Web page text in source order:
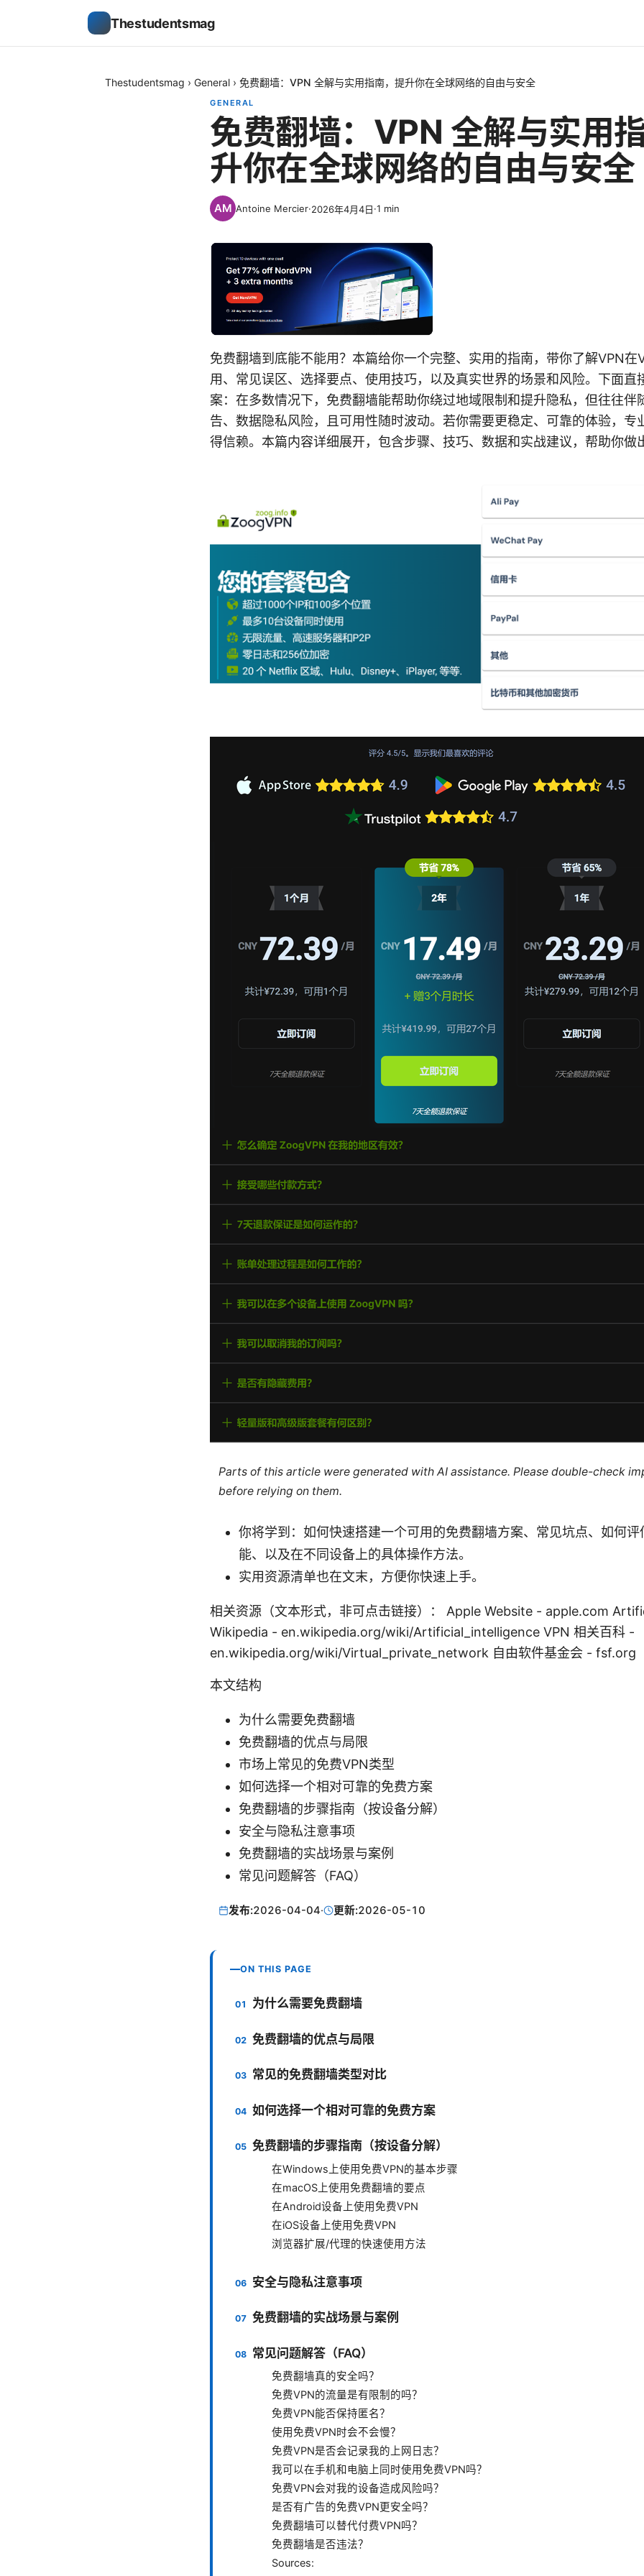
Thestudentsmag
Thestudentsmag › General › 免费翻墙：VPN 全解与实用指南，提升你在全球网络的自由与安全
GENERAL
免费翻墙：VPN 全解与实用
升你在全球网络的自由与安全
Antoine Mercier·2026年4月4日·1 min
免费翻墙到底能不能用？本篇给你一个完整、实用的指南，带你了解VPN在
用、常见误区、选择要点、使用技巧，以及真实世界的场景和风险。下面直
案：在多数情况下，免费翻墙能帮助你绕过地域限制和提升隐私，但往往伴
告、数据隐私风险，且可用性随时波动。若你需要更稳定、可靠的体验，专
得信赖。本篇内容详细展开，包含步骤、技巧、数据和实战建议，帮助你做
Parts of this article were generated with AI assistance. Please double-check
before relying on them.
你将学到：如何快速搭建一个可用的免费翻墙方案、常见坑点、如何评
能、以及在不同设备上的具体操作方法。
实用资源清单也在文末，方便你快速上手。
相关资源（文本形式，非可点击链接）： Apple Website - apple.com
Wikipedia - en.wikipedia.org/wiki/Artificial_intelligence VPN 相关百科 -
en.wikipedia.org/wiki/Virtual_private_network 自由软件基金会 - fsf.org
本文结构
为什么需要免费翻墙
免费翻墙的优点与局限
市场上常见的免费VPN类型
如何选择一个相对可靠的免费方案
免费翻墙的步骤指南（按设备分解）
安全与隐私注意事项
免费翻墙的实战场景与案例
常见问题解答（FAQ）
发布:2026-04-04· 更新:2026-05-10
ON THIS PAGE
为什么需要免费翻墙
免费翻墙的优点与局限
常见的免费翻墙类型对比
如何选择一个相对可靠的免费方案
免费翻墙的步骤指南（按设备分解）
在Windows上使用免费VPN的基本步骤
在macOS上使用免费翻墙的要点
在Android设备上使用免费VPN
在iOS设备上使用免费VPN
浏览器扩展/代理的快速使用方法
安全与隐私注意事项
免费翻墙的实战场景与案例
常见问题解答（FAQ）
免费翻墙真的安全吗？
免费VPN的流量是有限制的吗？
免费VPN能否保持匿名？
使用免费VPN时会不会慢？
免费VPN是否会记录我的上网日志？
我可以在手机和电脑上同时使用免费VPN吗？
免费VPN会对我的设备造成风险吗？
是否有广告的免费VPN更安全吗？
免费翻墙可以替代付费VPN吗？
免费翻墙是否违法？
Sources: